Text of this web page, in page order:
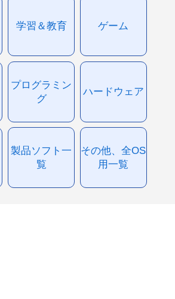
学習＆教育 ゲーム
プログラミン
グ
ハードウェア
製品ソフト一
覧
その他、全OS
用一覧